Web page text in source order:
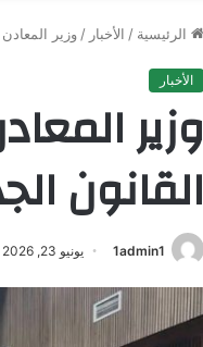
الرئيسية / الأخبار / وزير
الأخبار
وزير
القانون
1admin1 يونيو 23, 2026